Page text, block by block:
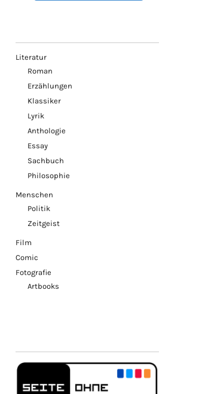
Literatur
Roman
Erzählungen
Klassiker
Lyrik
Anthologie
Essay
Sachbuch
Philosophie
Menschen
Politik
Zeitgeist
Film
Comic
Fotografie
Artbooks